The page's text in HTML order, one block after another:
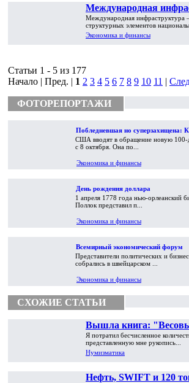
Международная
Международная инфраструктура
структурных элементов
Экономика и финансы
Статьи 1 - 5 из 177
Начало | Пред. | 1 2 3 4 5 6 7 8 9 10 11 |
ФОТОРЕПОРТАЖИ
Побледневшая но суперзахищена:
100-долларовая купюра
США вводят в обращение новую
с 8 октября. Она по...
Экономика и финансы
День рождения доллара
1 апреля 1778 года нью-орлеанский
Поллок представил п...
Экономика и финансы
Всемирный экономический форум
Представители политических и
собрались в швейцарском ...
Экономика и финансы
СХОЖИЕ СТАТЬИ
Вышла книга:
торговой практике
Средневековья"
Я потратил бесчисленное
представленную мне рукопись...
Нумизматика
Нефть, SWIFT и 120